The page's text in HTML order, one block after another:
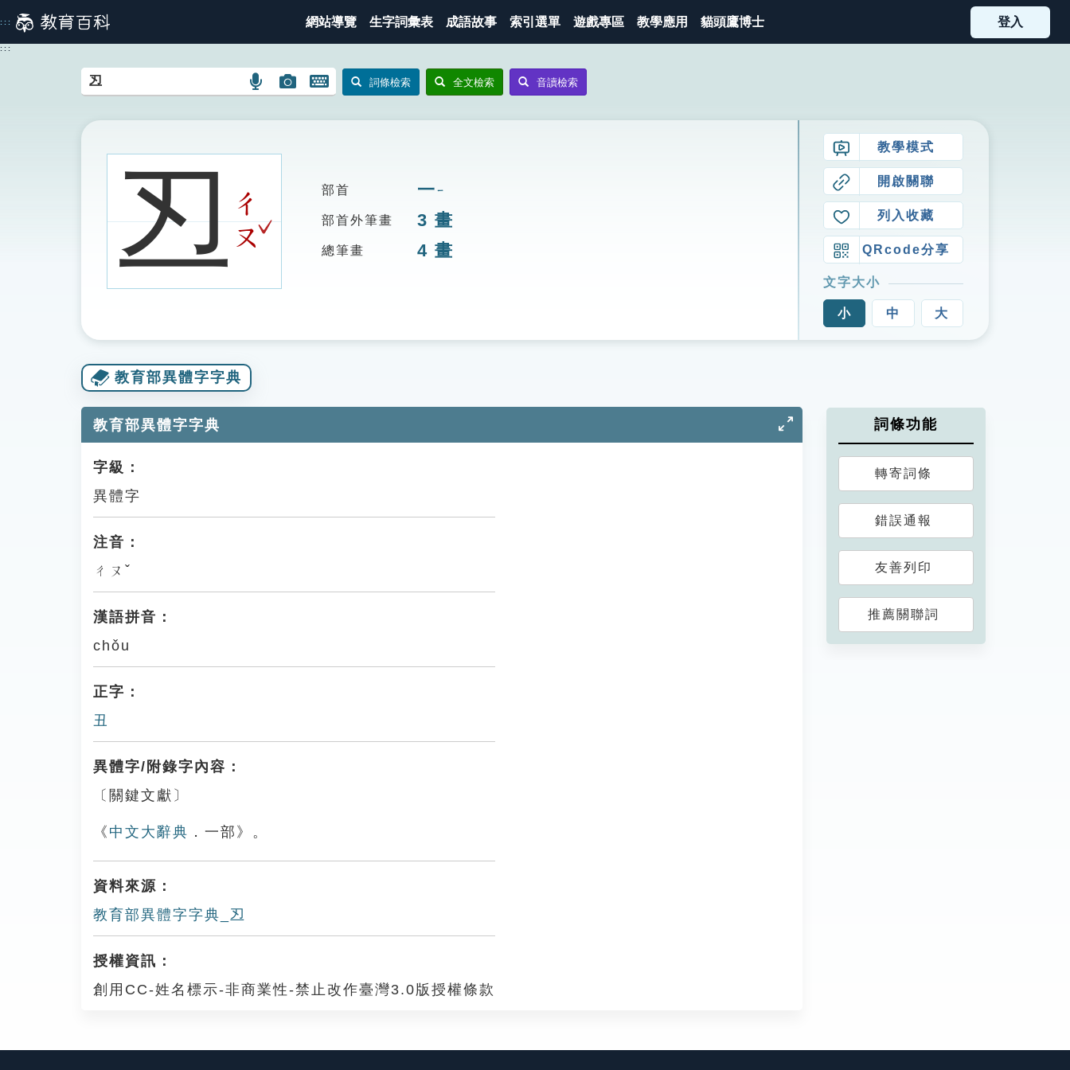
到
主
::: 網站導覽 生字詞彙表 成語故事 索引選單 遊戲專區 教學應用 貓頭鷹博士 登入
:::
語
搜
圖
圖
搜
開
鍵
詞條檢索 全文檢索 音讀檢索
丒ㄔ
ㄡ
ˇ
部首 一 ㄧ
部首外筆畫 3 畫
總筆畫 4 畫
教學模式
開啟關聯
列入收藏
QRcode分享
文字大小
小 中 大
教育部異體字字典
教育部異體字字典
字級：
異體字
注音：
ㄔㄡˇ
漢語拼音：
chǒu
正字：
丑
異體字/附錄字內容：
〔關鍵文獻〕
《 中文大辭典 ．一部》。
資料來源：
教育部異體字字典_丒
授權資訊：
創用CC-姓名標示-非商業性-禁止改作臺灣3.0版授權條款
詞條功能
轉寄詞條
錯誤通報
友善列印
推薦關聯詞